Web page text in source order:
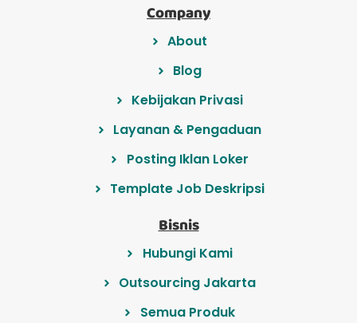
Company
About
Blog
Kebijakan Privasi
Layanan & Pengaduan
Posting Iklan Loker
Template Job Deskripsi
Bisnis
Hubungi Kami
Outsourcing Jakarta
Semua Produk